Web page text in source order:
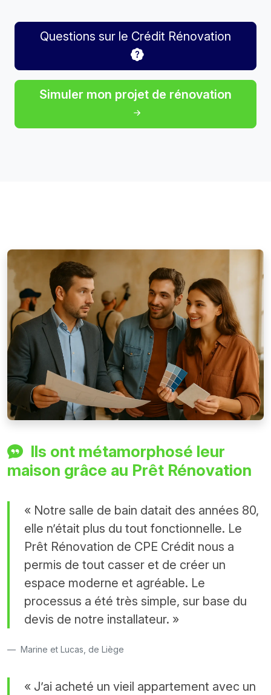
Questions sur le Crédit Rénovation
Simuler mon projet de rénovation
Ils ont métamorphosé leur
maison grâce au Prêt Rénovation
« Notre salle de bain datait des années 80,
elle n’était plus du tout fonctionnelle. Le
Prêt Rénovation de CPE Crédit nous a
permis de tout casser et de créer un
espace moderne et agréable. Le
processus a été très simple, sur base du
devis de notre installateur. »
Marine et Lucas, de Liège
« J’ai acheté un vieil appartement avec un